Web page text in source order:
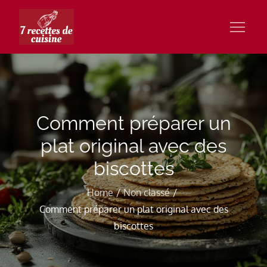
content
Comment préparer un
plat original avec des
biscottes
Home
Non classé
Comment préparer un plat original avec des
biscottes